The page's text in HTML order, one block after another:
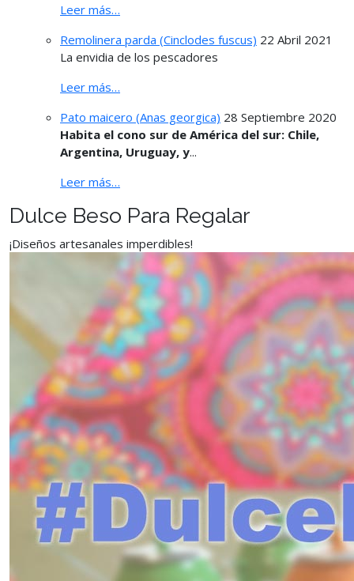
Leer más…
Remolinera parda (Cinclodes fuscus) 22 Abril 2021
La envidia de los pescadores
Leer más…
Pato maicero (Anas georgica) 28 Septiembre 2020
Habita el cono sur de América del sur: Chile,
Argentina, Uruguay, y...
Leer más…
Dulce Beso Para Regalar
¡Diseños artesanales imperdibles!